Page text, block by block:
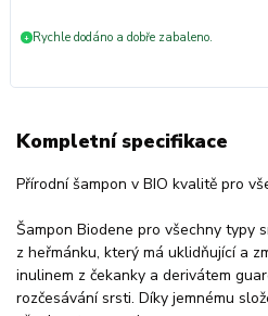
+ Rychle dodáno a dobře zabaleno.
Kompletní specifikace
Přírodní šampon v BIO kvalitě pro
Šampon Biodene pro všechny typy
z heřmánku, který má uklidňující a
inulinem z čekanky a derivátem
rozčesávání srsti. Díky jemnému